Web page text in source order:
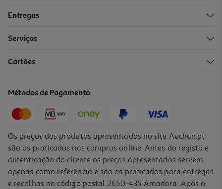
Entregas
Serviços
Cartões
Métodos de Pagamento
Os preços dos produtos apresentados no site Auchan.pt
são os praticados nas compras online. Antes do registo e
autenticação do cliente os preços apresentados servem
apenas como referência e são os praticados para entregas
e recolhas no código postal 2650-435 Amadora. Após o